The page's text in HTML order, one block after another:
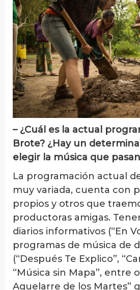
– ¿Cuál es la actual
Brote? ¿Hay un
elegir la música que
La programación actual
muy variada, cuenta con
propios y otros que
productoras amigas.
diarios informativos (“En
programas de música de
(“Después Te Explico”,
“Música sin Mapa”, entre
Aquelarre de los Martes”